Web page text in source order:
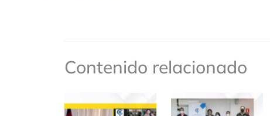
Contenido relacionado